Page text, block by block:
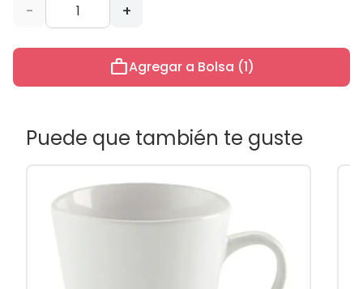
- +
workAgregar a Bolsa (1)
Puede que también te guste